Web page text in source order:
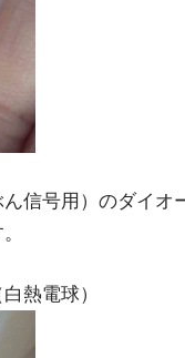
信号用）のダイオ
熱電球）